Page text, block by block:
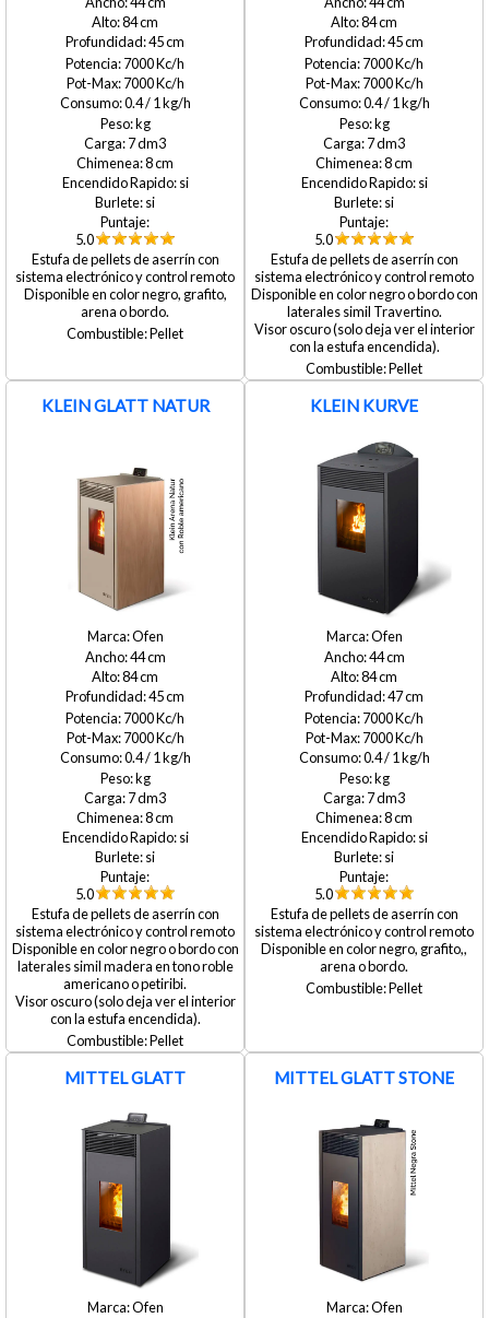
84
45
7000
7000
0.4 / 1
7
8
si
si
5.0
Estufa de pellets de aserrín con
sistema electrónico y control remoto
Disponible en color negro, grafito,
arena o bordo.
Pellet
84
45
7000
7000
0.4 / 1
7
8
si
si
5.0
Estufa de pellets de aserrín con
sistema electrónico y control remoto
Disponible en color negro o bordo con
laterales simil Travertino.
Visor oscuro (solo deja ver el interior
con la estufa encendida).
Pellet
KLEIN GLATT NATUR
Ofen
44
84
45
7000
7000
0.4 / 1
7
8
si
si
5.0
Estufa de pellets de aserrín con
sistema electrónico y control remoto
Disponible en color negro o bordo con
laterales simil madera en tono roble
americano o petiribi.
Visor oscuro (solo deja ver el interior
con la estufa encendida).
Pellet
KLEIN KURVE
Ofen
44
84
47
7000
7000
0.4 / 1
7
8
si
si
5.0
Estufa de pellets de aserrín con
sistema electrónico y control remoto
Disponible en color negro, grafito,,
arena o bordo.
Pellet
MITTEL GLATT
Ofen
MITTEL GLATT STONE
Ofen